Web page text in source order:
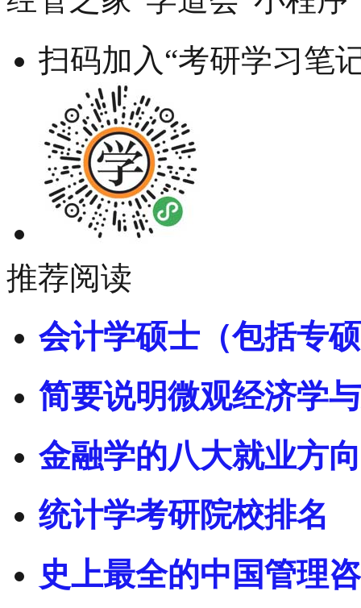
扫码加入“考研学习笔
推荐阅读
会计学硕士（包括专
简要说明微观经济学
金融学的八大就业方
统计学考研院校排名
史上最全的中国管理